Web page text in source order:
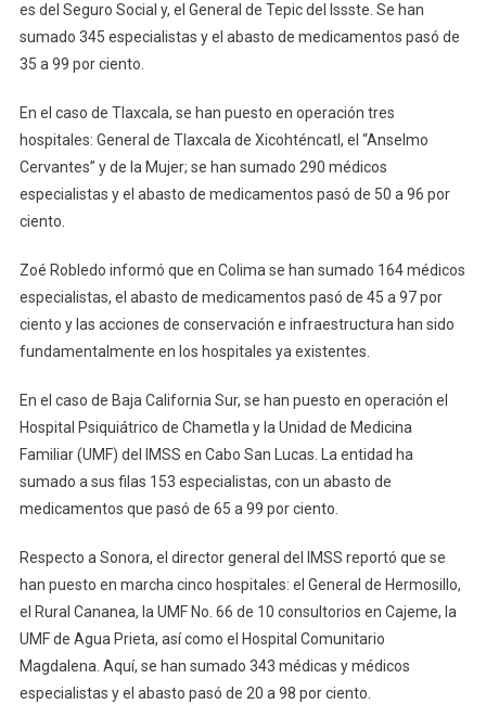
es del Seguro Social y, el General de Tepic del Issste. Se han
sumado 345 especialistas y el abasto de medicamentos pasó de
35 a 99 por ciento.
En el caso de Tlaxcala, se han puesto en operación tres
hospitales: General de Tlaxcala de Xicohténcatl, el “Anselmo
Cervantes” y de la Mujer; se han sumado 290 médicos
especialistas y el abasto de medicamentos pasó de 50 a 96 por
ciento.
Zoé Robledo informó que en Colima se han sumado 164 médicos
especialistas, el abasto de medicamentos pasó de 45 a 97 por
ciento y las acciones de conservación e infraestructura han sido
fundamentalmente en los hospitales ya existentes.
En el caso de Baja California Sur, se han puesto en operación el
Hospital Psiquiátrico de Chametla y la Unidad de Medicina
Familiar (UMF) del IMSS en Cabo San Lucas. La entidad ha
sumado a sus filas 153 especialistas, con un abasto de
medicamentos que pasó de 65 a 99 por ciento.
Respecto a Sonora, el director general del IMSS reportó que se
han puesto en marcha cinco hospitales: el General de Hermosillo,
el Rural Cananea, la UMF No. 66 de 10 consultorios en Cajeme, la
UMF de Agua Prieta, así como el Hospital Comunitario
Magdalena. Aquí, se han sumado 343 médicas y médicos
especialistas y el abasto pasó de 20 a 98 por ciento.